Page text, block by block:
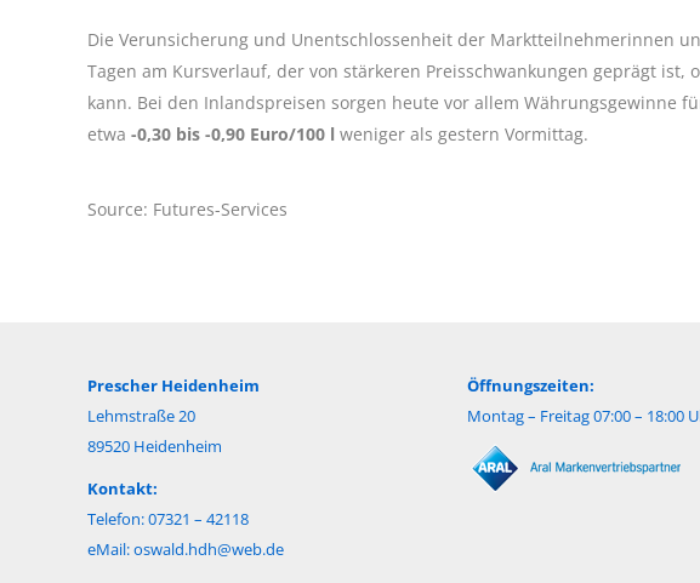
Die Verunsicherung und Unentschlossenheit der Marktteilnehmerinnen
Tagen am Kursverlauf, der von stärkeren Preisschwankungen geprägt ist,
kann. Bei den Inlandspreisen sorgen heute vor allem Währungsgewinne
etwa -0,30 bis -0,90 Euro/100 l weniger als gestern Vormittag.
Source: Futures-Services
Prescher Heidenheim
Lehmstraße 20
89520 Heidenheim
Kontakt:
Telefon: 07321 – 42118
eMail:oswald.hdh@web.de
Öffnungszeiten:
Montag – Freitag 07:00 – 18:00